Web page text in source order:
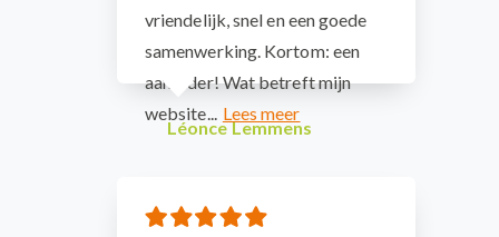
vriendelijk, snel en een goede
samenwerking. Kortom: een
aanrader! Wat betreft mijn
website...
Léonce Lemmens